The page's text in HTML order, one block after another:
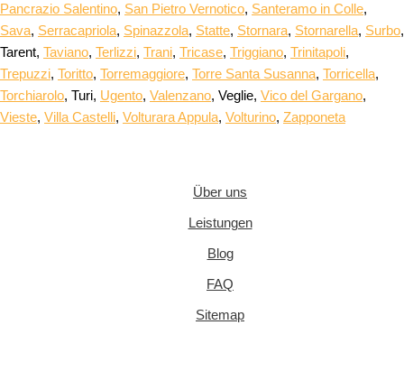
Pancrazio Salentino, San Pietro Vernotico, Santeramo in Colle,
Sava, Serracapriola, Spinazzola, Statte, Stornara, Stornarella, Surbo,
Tarent, Taviano, Terlizzi, Trani, Tricase, Triggiano, Trinitapoli,
Trepuzzi, Toritto, Torremaggiore, Torre Santa Susanna, Torricella,
Torchiarolo, Turi, Ugento, Valenzano, Veglie, Vico del Gargano,
Vieste, Villa Castelli, Volturara Appula, Volturino, Zapponeta
Über uns
Leistungen
Blog
FAQ
Sitemap